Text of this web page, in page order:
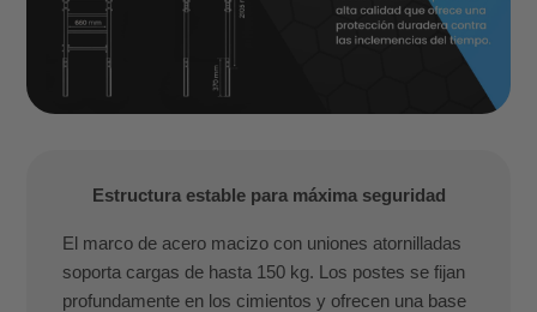
Estructura estable para máxima seguridad
El marco de acero macizo con uniones atornilladas
soporta cargas de hasta 150 kg. Los postes se fijan
profundamente en los cimientos y ofrecen una base